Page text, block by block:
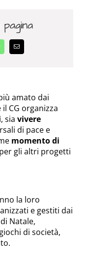
Email
amato dai
CG organizza
, sia vivere
di pace e
momento di
per gli altri progetti
la loro
e gestiti dai
Natale,
di società,